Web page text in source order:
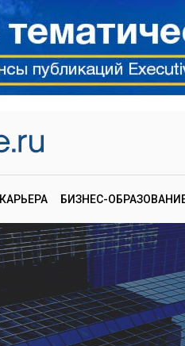
КАРЬЕРА БИЗНЕС-